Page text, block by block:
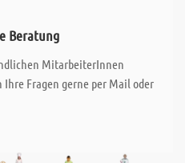
Beratung
MitarbeiterInnen
Ihre Fragen gerne per Mail oder